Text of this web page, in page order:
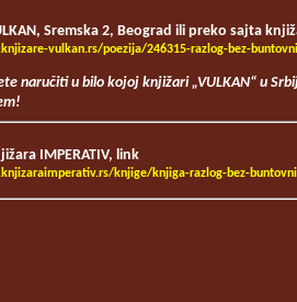
Sremska 2, Beograd ili preko sajta
vulkan.rs/poezija/246315-razlog-bez-
naručiti u bilo kojoj knjižari „VULKAN“ u
IMPERATIV, link
knjige/knjiga-razlog-bez-